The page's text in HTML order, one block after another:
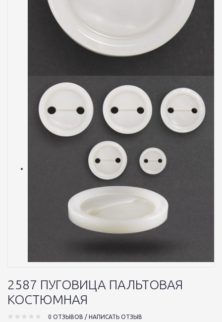
2587 ПУГОВИЦА ПАЛЬТОВАЯ
КОСТЮМНАЯ
0 ОТЗЫВОВ / НАПИСАТЬ ОТЗЫВ